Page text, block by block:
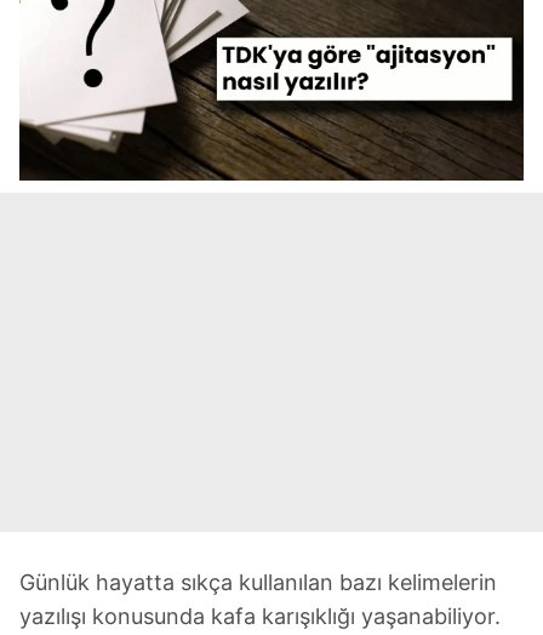
Günlük hayatta sıkça kullanılan bazı kelimelerin
yazılışı konusunda kafa karışıklığı yaşanabiliyor.